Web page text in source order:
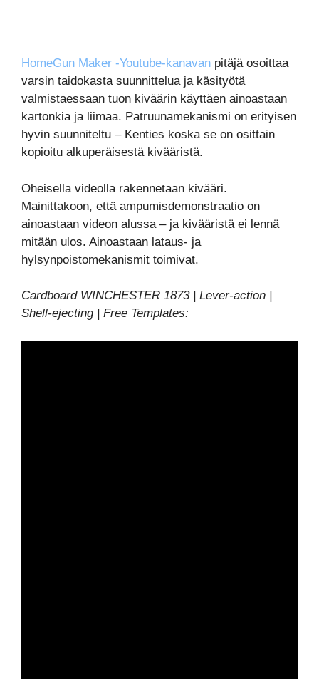
HomeGun Maker -Youtube-kanavan pitäjä osoittaa
varsin taidokasta suunnittelua ja käsityötä
valmistaessaan tuon kiväärin käyttäen ainoastaan
kartonkia ja liimaa. Patruunamekanismi on erityisen
hyvin suunniteltu – Kenties koska se on osittain
kopioitu alkuperäisestä kivääristä.
Oheisella videolla rakennetaan kivääri.
Mainittakoon, että ampumisdemonstraatio on
ainoastaan videon alussa – ja kivääristä ei lennä
mitään ulos. Ainoastaan lataus- ja
hylsynpoistomekanismit toimivat.
Cardboard WINCHESTER 1873 | Lever-action |
Shell-ejecting | Free Templates: